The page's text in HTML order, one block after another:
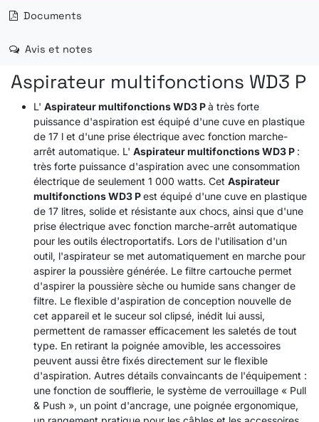
Documents
Avis et notes
Aspirateur multifonctions WD3 P
L' Aspirateur multifonctions WD3 Pà très forte
puissance d'aspiration est équipé d'une cuve en plastique
de 17 l et d'une prise électrique avec fonction marche-
arrêt automatique. L' Aspirateur multifonctions WD3 P :
très forte puissance d'aspiration avec une consommation
électrique de seulement 1 000 watts. Cet Aspirateur
multifonctions WD3 Pest équipé d'une cuve en plastique
de 17 litres, solide et résistante aux chocs, ainsi que d'une
prise électrique avec fonction marche-arrêt automatique
pour les outils électroportatifs. Lors de l'utilisation d'un
outil, l'aspirateur se met automatiquement en marche pour
aspirer la poussière générée. Le filtre cartouche permet
d'aspirer la poussière sèche ou humide sans changer de
filtre. Le flexible d'aspiration de conception nouvelle de
cet appareil et le suceur sol clipsé, inédit lui aussi,
permettent de ramasser efficacement les saletés de tout
type. En retirant la poignée amovible, les accessoires
peuvent aussi être fixés directement sur le flexible
d'aspiration. Autres détails convaincants de l'équipement :
une fonction de soufflerie, le système de verrouillage « Pull
& Push », un point d'ancrage, une poignée ergonomique,